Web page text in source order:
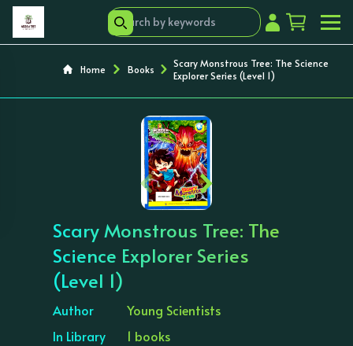
Home Books
Scary Monstrous Tree: The Science
Explorer Series (Level 1)
‹ ›
Scary Monstrous Tree: The
Science Explorer Series
(Level 1)
Author
Young Scientists
In Library
1 books